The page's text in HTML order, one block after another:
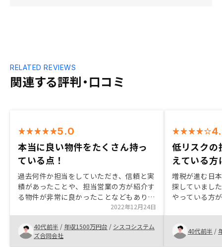
関連する評判・口コミ
RELATED REVIEWS
5.0
本当に良い物件をたくさん持っ
ている点！
過去何件か担当をしていただき、信頼と実
績があったことや、担当営業の方が紹介す
る物件が非常に良かったことなどもあり、
会社としても個人としても信頼を置けると
感じたからRENOSYにきめました。 また
不動産投資は、老後の資金運用を考慮した
際の1つの手段として検討をしており、何
2022年12月24日
40代前半 / 年収1500万円台 / シスコシステム
ズ合同会社
低リスクの
えている
増税が進む日
探していまし
やっている方
ノロジーズさ
惹かれて購入
40代前半 /